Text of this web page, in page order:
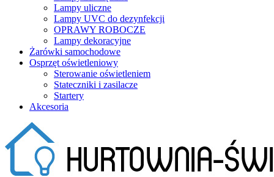
Lampy uliczne
Lampy UVC do dezynfekcji
OPRAWY ROBOCZE
Lampy dekoracyjne
Żarówki samochodowe
Osprzęt oświetleniowy
Sterowanie oświetleniem
Stateczniki i zasilacze
Startery
Akcesoria